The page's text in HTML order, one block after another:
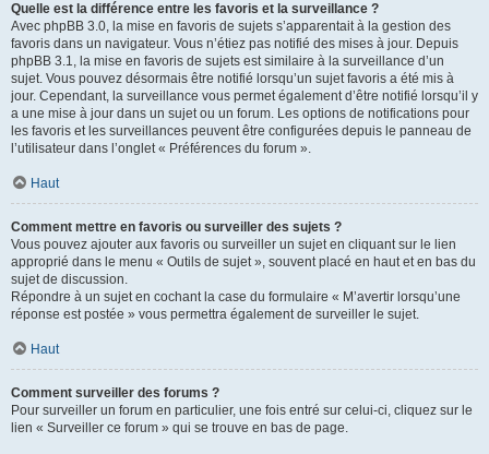
Quelle est la différence entre les favoris et la surveillance ?
Avec phpBB 3.0, la mise en favoris de sujets s’apparentait à la gestion des
favoris dans un navigateur. Vous n’étiez pas notifié des mises à jour. Depuis
phpBB 3.1, la mise en favoris de sujets est similaire à la surveillance d’un
sujet. Vous pouvez désormais être notifié lorsqu’un sujet favoris a été mis à
jour. Cependant, la surveillance vous permet également d’être notifié lorsqu’il y
a une mise à jour dans un sujet ou un forum. Les options de notifications pour
les favoris et les surveillances peuvent être configurées depuis le panneau de
l’utilisateur dans l’onglet « Préférences du forum ».
Haut
Comment mettre en favoris ou surveiller des sujets ?
Vous pouvez ajouter aux favoris ou surveiller un sujet en cliquant sur le lien
approprié dans le menu « Outils de sujet », souvent placé en haut et en bas du
sujet de discussion.
Répondre à un sujet en cochant la case du formulaire « M’avertir lorsqu’une
réponse est postée » vous permettra également de surveiller le sujet.
Haut
Comment surveiller des forums ?
Pour surveiller un forum en particulier, une fois entré sur celui-ci, cliquez sur le
lien « Surveiller ce forum » qui se trouve en bas de page.